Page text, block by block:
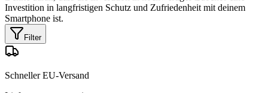
Investition in langfristigen Schutz und Zufriedenheit mit deinem
Smartphone ist.
Filter
Schneller EU-Versand